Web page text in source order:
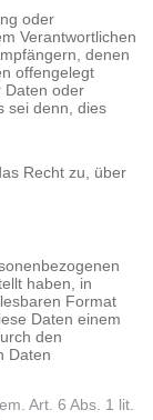
oder
Verantwortlichen
denen
offengelegt
Daten oder
sei denn, dies
Recht zu, über
haben, in
Format
Daten einem
den
Daten
Art. 6 Abs. 1 lit.